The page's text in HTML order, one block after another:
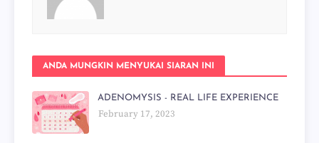
ANDA MUNGKIN MENYUKAI SIARAN INI
ADENOMYSIS - REAL LIFE EXPERIENCE
February 17, 2023